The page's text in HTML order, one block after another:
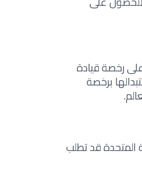
رخصة قيادة
برخصة
المتحدة قد تطلب